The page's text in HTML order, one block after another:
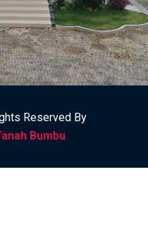
Reserved By
Bumbu